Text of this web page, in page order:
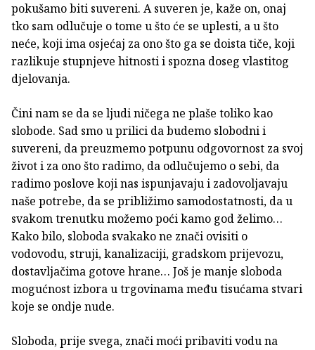
pokušamo biti suvereni. A suveren je, kaže on, onaj
tko sam odlučuje o tome u što će se uplesti, a u što
neće, koji ima osjećaj za ono što ga se doista tiče, koji
razlikuje stupnjeve hitnosti i spozna doseg vlastitog
djelovanja.
Čini nam se da se ljudi ničega ne plaše toliko kao
slobode. Sad smo u prilici da budemo slobodni i
suvereni, da preuzmemo potpunu odgovornost za svoj
život i za ono što radimo, da odlučujemo o sebi, da
radimo poslove koji nas ispunjavaju i zadovoljavaju
naše potrebe, da se približimo samodostatnosti, da u
svakom trenutku možemo poći kamo god želimo…
Kako bilo, sloboda svakako ne znači ovisiti o
vodovodu, struji, kanalizaciji, gradskom prijevozu,
dostavljačima gotove hrane… Još je manje sloboda
mogućnost izbora u trgovinama među tisućama stvari
koje se ondje nude.
Sloboda, prije svega, znači moći pribaviti vodu na